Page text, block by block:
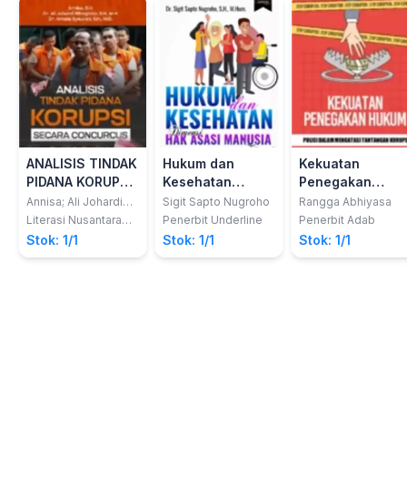
ANALISIS TINDAK
PIDANA KORUPSI
SECARA
CONCURCUS:
TEORI & PRAKTIK
Annisa; Ali Johardi
Wirogioto; Amalia
Literasi Nusantara
Abadi
Stok: 1/1
Hukum dan
Kesehatan
Dimensi Hak
Asasi Manusia
Sigit Sapto Nugroho
Penerbit Underline
Stok: 1/1
Kekuatan
Penegakan
Hukum : Polisi
dalam
Tantangan
Korupsi
Rangga Abhiyasa
Penerbit Adab
Stok: 1/1